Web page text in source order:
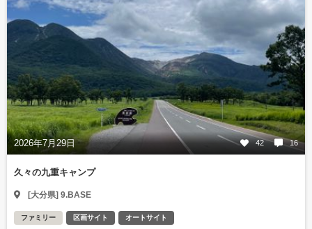
2026年7月29日 42 16
久々の九重キャンプ
[大分県] 9.BASE
ファミリー 区画サイト オートサイト